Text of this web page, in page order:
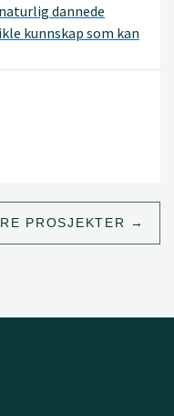
dannede
kunnskap som kan
PROSJEKTER